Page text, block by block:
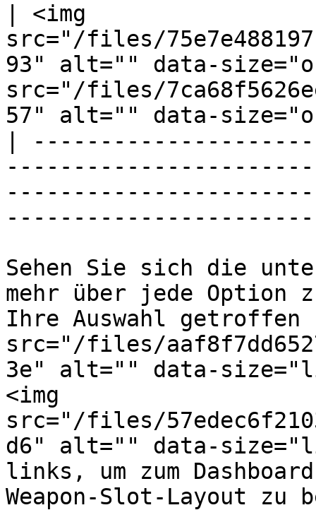
| <img
src="/files/
93" alt="" data-
src="/files/
57" alt="" data-
|
Sehen Sie sich die
mehr über jede Option
Ihre Auswahl getroffen
src="/files/
3e" alt="" data-
<img
src="/files/
d6" alt="" data-
links, um zum
Weapon-Slot-Layout zu